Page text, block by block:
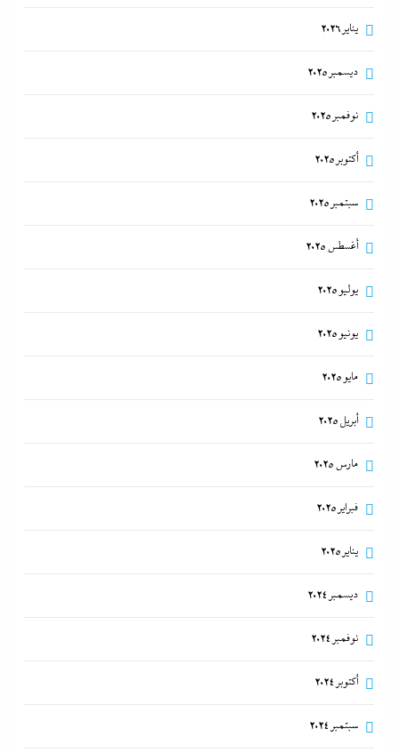
يناير 2026
ديسمبر 2025
نوفمبر 2025
أكتوبر 2025
سبتمبر 2025
أغسطس 2025
يوليو 2025
يونيو 2025
مايو 2025
أبريل 2025
مارس 2025
فبراير 2025
يناير 2025
ديسمبر 2024
نوفمبر 2024
أكتوبر 2024
سبتمبر 2024